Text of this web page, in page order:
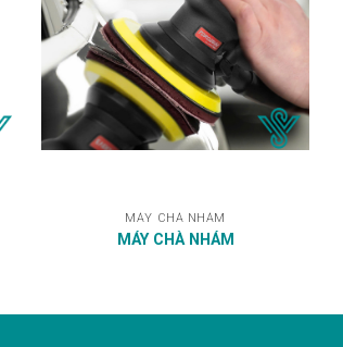
MÁY CHÀ NHÁM
MÁY CHÀ NHÁM